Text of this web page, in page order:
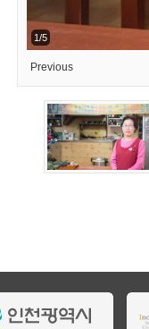
1/5
Previous